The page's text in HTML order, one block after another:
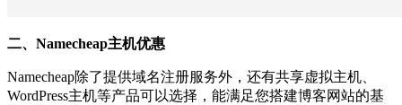
二、Namecheap主机优惠
Namecheap除了提供域名注册服务外，还有共享虚拟主机、
WordPress主机等产品可以选择，能满足您搭建博客网站的基